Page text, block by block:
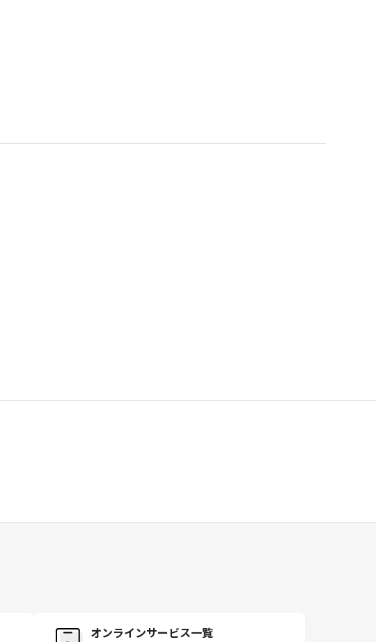
オンラインサービス一覧